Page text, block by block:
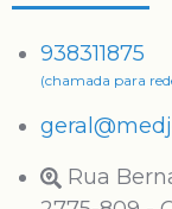
938311875
(chamada para
Rua